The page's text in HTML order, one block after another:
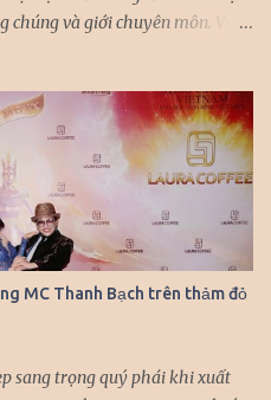
chúng và giới chuyên môn. Với
đầu “chọn mặt gửi vàng”. Mỗi
khiến người xem không thể rời
ấn tượng. Đặc biệt, trong
Nam Gấm Hoa” của nhà thiết
Như Mai đã một lần nữa khẳng
với dàn hoa hậu, á hậu đình
này không chỉ là dịp để các
để họ giao lưu, kết nối và cùng
sắp tới, Huỳnh Như Mai cho
MC Thanh Bạch trên thảm đỏ
sang trọng quý phái khi xuất